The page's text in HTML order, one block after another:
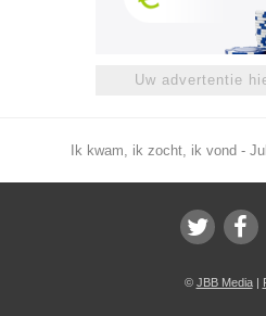
Uw advertentie
Ik kwam, ik zocht, ik vond -
© JBB Media|